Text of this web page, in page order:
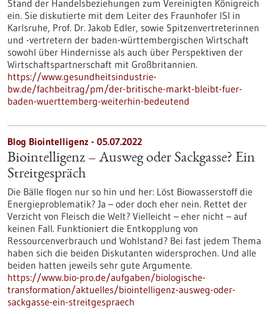
Stand der Handelsbeziehungen zum Vereinigten Königreich
ein. Sie diskutierte mit dem Leiter des Fraunhofer ISI in
Karlsruhe, Prof. Dr. Jakob Edler, sowie Spitzenvertreterinnen
und -vertretern der baden-württembergischen Wirtschaft
sowohl über Hindernisse als auch über Perspektiven der
Wirtschaftspartnerschaft mit Großbritannien.
https://www.gesundheitsindustrie-
bw.de/fachbeitrag/pm/der-britische-markt-bleibt-fuer-
baden-wuerttemberg-weiterhin-bedeutend
Blog Biointelligenz - 05.07.2022
Biointelligenz – Ausweg oder Sackgasse? Ein
Streitgespräch
Die Bälle flogen nur so hin und her: Löst Biowasserstoff die
Energieproblematik? Ja – oder doch eher nein. Rettet der
Verzicht von Fleisch die Welt? Vielleicht – eher nicht – auf
keinen Fall. Funktioniert die Entkopplung von
Ressourcenverbrauch und Wohlstand? Bei fast jedem Thema
haben sich die beiden Diskutanten widersprochen. Und alle
beiden hatten jeweils sehr gute Argumente.
https://www.bio-pro.de/aufgaben/biologische-
transformation/aktuelles/biointelligenz-ausweg-oder-
sackgasse-ein-streitgespraech